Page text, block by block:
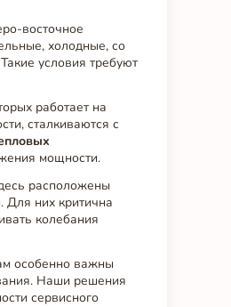
восточное
холодные, со
условия требуют
работает на
сталкиваются с
мощности.
расположены
Для них критична
колебания
особенно важны
Наши решения
сервисного